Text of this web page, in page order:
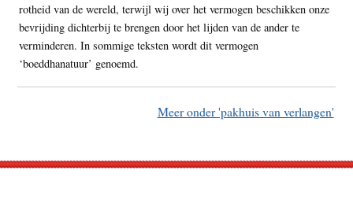
rotheid van de wereld, terwijl wij over het vermogen beschikken onze
bevrijding dichterbij te brengen door het lijden van de ander te
verminderen. In sommige teksten wordt dit vermogen
‘boeddhanatuur’ genoemd.
Meer onder 'pakhuis van verlangen'